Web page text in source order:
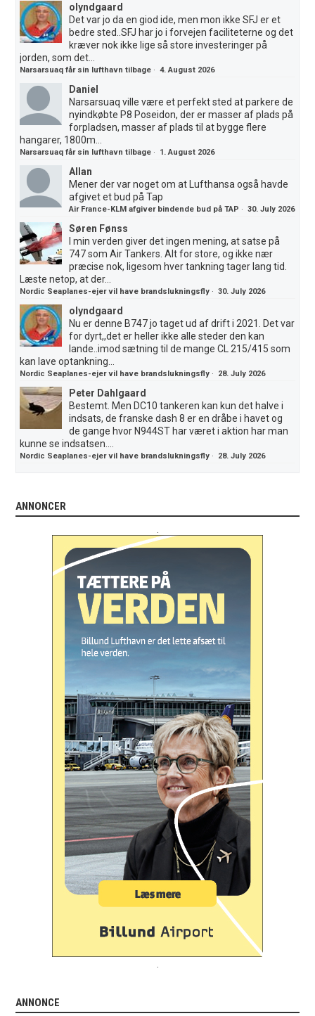
olyndgaard
Det var jo da en giod ide, men mon ikke SFJ er et
bedre sted..SFJ har jo i forvejen faciliteterne og det
kræver nok ikke lige så store investeringer på
jorden, som det...
Narsarsuaq får sin lufthavn tilbage ·4. August 2026
Daniel
Narsarsuaq ville være et perfekt sted at parkere de
nyindkøbte P8 Poseidon, der er masser af plads på
forpladsen, masser af plads til at bygge flere
hangarer, 1800m...
Narsarsuaq får sin lufthavn tilbage · 1. August 2026
Allan
Mener der var noget om at Lufthansa også havde
afgivet et bud på Tap
Air France-KLM afgiver bindende bud på TAP ·30. July 2026
Søren Fønss
I min verden giver det ingen mening, at satse på
747 som Air Tankers. Alt for store, og ikke nær
præcise nok, ligesom hver tankning tager lang tid.
Læste netop, at der...
Nordic Seaplanes-ejer vil have brandslukningsfly ·30. July 2026
olyndgaard
Nu er denne B747 jo taget ud af drift i 2021. Det var
for dyrt,,det er heller ikke alle steder den kan
lande..imod sætning til de mange CL 215/415 som
kan lave optankning...
Nordic Seaplanes-ejer vil have brandslukningsfly · 28. July 2026
Peter Dahlgaard
Bestemt. Men DC10 tankeren kan kun det halve i
indsats, de franske dash 8 er en dråbe i havet og
de gange hvor N944ST har været i aktion har man
kunne se indsatsen....
Nordic Seaplanes-ejer vil have brandslukningsfly · 28. July 2026
ANNONCER
ANNONCE